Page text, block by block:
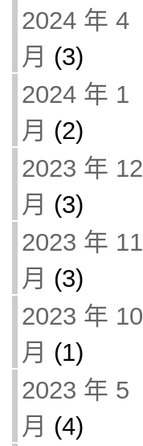
2024 年 4
月 (3)
2024 年 1
月 (2)
2023 年 12
月 (3)
2023 年 11
月 (3)
2023 年 10
月 (1)
2023 年 5
月 (4)